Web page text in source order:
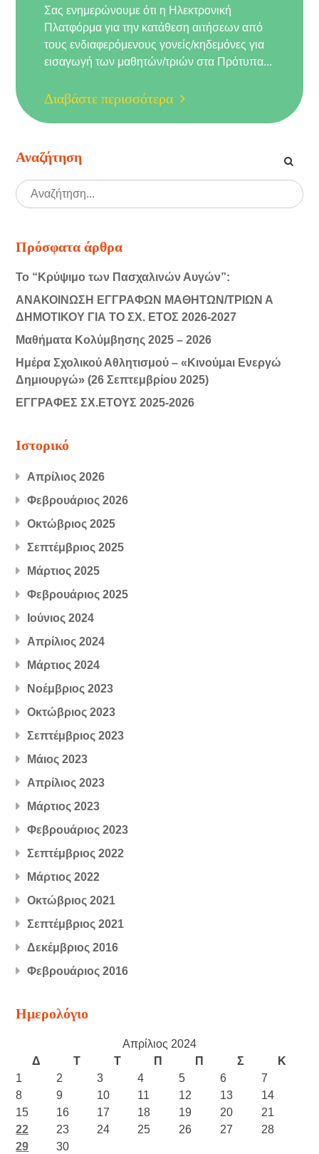
Σας ενημερώνουμε ότι η Ηλεκτρονική
Πλατφόρμα για την κατάθεση αιτήσεων από
τους ενδιαφερόμενους γονείς/κηδεμόνες για
εισαγωγή των μαθητών/τριών στα Πρότυπα...
Διαβάστε περισσότερα
Αναζήτηση
Πρόσφατα άρθρα
Το “Κρύψιμο των Πασχαλινών Αυγών”:
ΑΝΑΚΟΙΝΩΣΗ ΕΓΓΡΑΦΩΝ ΜΑΘΗΤΩΝ/ΤΡΙΩΝ Α
ΔΗΜΟΤΙΚΟΥ ΓΙΑ ΤΟ ΣΧ. ΕΤΟΣ 2026-2027
Μαθήματα Κολύμβησης 2025 – 2026
Ημέρα Σχολικού Αθλητισμού – «Κινούμaι Ενεργώ
Δημιουργώ» (26 Σεπτεμβρίου 2025)
ΕΓΓΡΑΦΕΣ ΣΧ.ΕΤΟΥΣ 2025-2026
Ιστορικό
Απρίλιος 2026
Φεβρουάριος 2026
Οκτώβριος 2025
Σεπτέμβριος 2025
Μάρτιος 2025
Φεβρουάριος 2025
Ιούνιος 2024
Απρίλιος 2024
Μάρτιος 2024
Νοέμβριος 2023
Οκτώβριος 2023
Σεπτέμβριος 2023
Μάιος 2023
Απρίλιος 2023
Μάρτιος 2023
Φεβρουάριος 2023
Σεπτέμβριος 2022
Μάρτιος 2022
Οκτώβριος 2021
Σεπτέμβριος 2021
Δεκέμβριος 2016
Φεβρουάριος 2016
Ημερολόγιο
Απρίλιος 2024
Δ
Τ Τ Π Π Σ
Κ
1
2 3 4 5 6
7
8
9 10 11 12 13
14
15
16 17 18 19 20
21
22
23 24 25 26 27
28
29
30